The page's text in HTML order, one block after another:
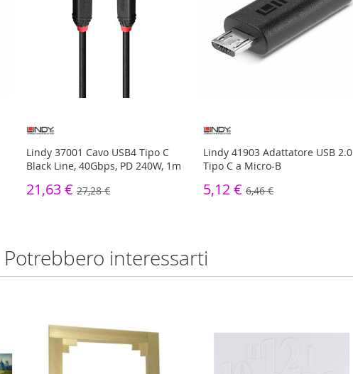
Lindy 37001 Cavo USB4 Tipo C
Black Line, 40Gbps, PD 240W, 1m
21,63 € 27,28 €
Lindy 41903 Adattatore USB 2.0
Tipo C a Micro-B
5,12 € 6,46 €
Potrebbero interessarti